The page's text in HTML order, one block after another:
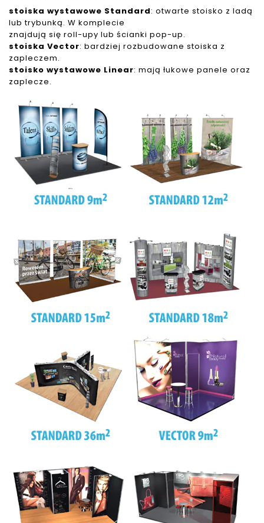
stoiska wystawowe Standard: otwarte stoisko z ladą
lub trybunką. W komplecie
znajdują się roll-upy lub ścianki pop-up.
stoiska Vector: bardziej rozbudowane stoiska z
zapleczem.
stoisko wystawowe Linear: mają łukowe panele oraz
zaplecze.